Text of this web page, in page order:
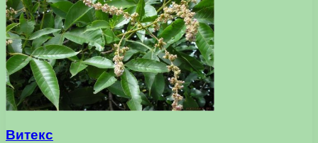
Витекс